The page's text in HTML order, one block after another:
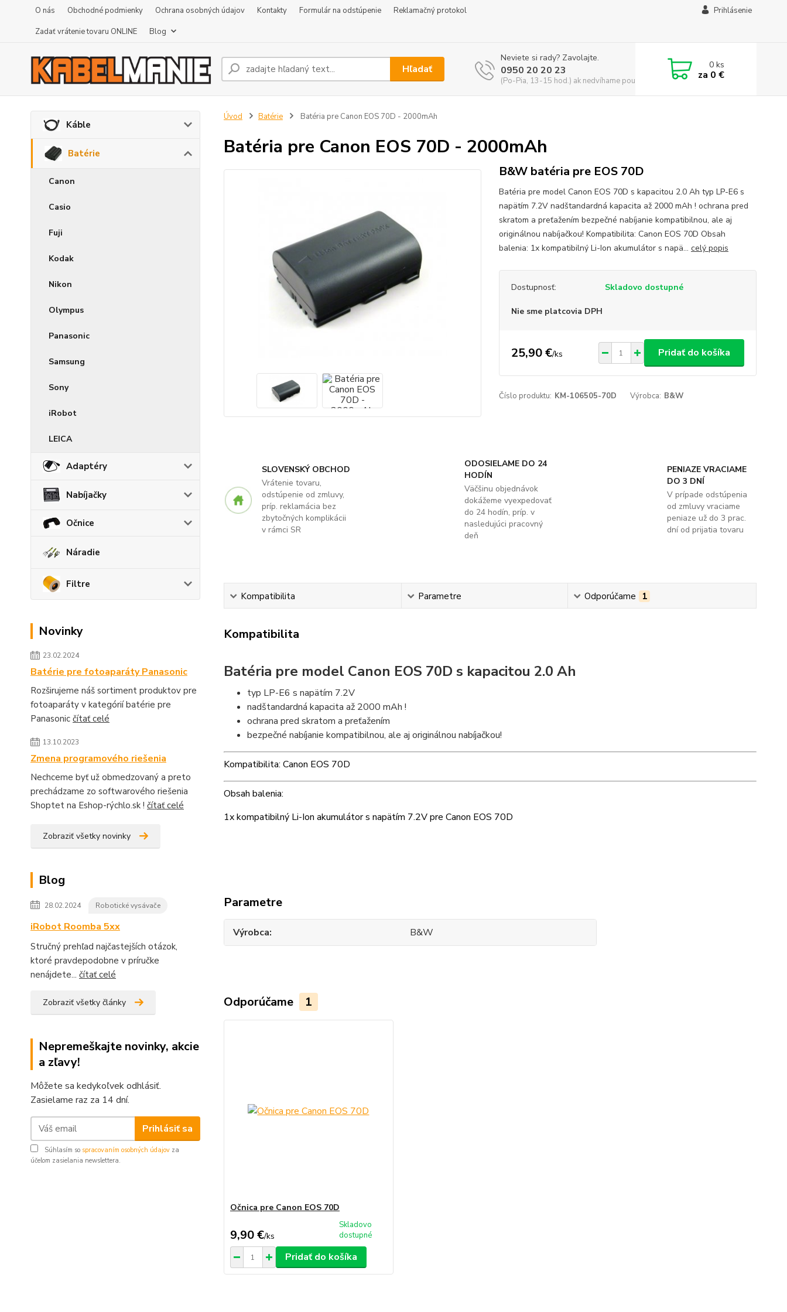
O nás Obchodné podmienky Ochrana osobných údajov Kontakty Formulár na odstúpenie
Reklamačný protokol
Zadať vrátenie tovaru ONLINE
Blog
Prihlásenie
Hľadať
Neviete si rady? Zavolajte.
0950 20 20 23
(Po-Pia, 13-15 hod.) ak nedvíhame použite CHATBOX
0ks
za 0 €
Káble
Batérie
Canon
Casio
Fuji
Kodak
Nikon
Olympus
Panasonic
Samsung
Sony
iRobot
LEICA
Adaptéry
Nabíjačky
Očnice
Náradie
Filtre
Novinky
23.02.2024
Batérie pre fotoaparáty Panasonic
Rozširujeme náš sortiment produktov pre
fotoaparáty v kategórií batérie pre
Panasonic čítať celé
13.10.2023
Zmena programového riešenia
Nechceme byť už obmedzovaný a preto
prechádzame zo softwarového riešenia
Shoptet na Eshop-rýchlo.sk ! čítať celé
Zobraziť všetky novinky
Blog
28.02.2024 Robotické vysávače
iRobot Roomba 5xx
Stručný prehľad najčastejších otázok,
ktoré pravdepodobne v príručke
nenájdete... čítať celé
Zobraziť všetky články
Nepremeškajte novinky, akcie
a zľavy!
Môžete sa kedykoľvek odhlásiť.
Zasielame raz za 14 dní.
Prihlásiť sa
Súhlasím so spracovaním osobných údajov za
účelom zasielania newslettera.
Úvod Batérie Batéria pre Canon EOS 70D - 2000mAh
Batéria pre Canon EOS 70D - 2000mAh
B&W batéria pre EOS 70D
Batéria pre model Canon EOS 70D s kapacitou 2.0 Ah typ LP-E6 s
napätím 7.2V nadštandardná kapacita až 2000 mAh ! ochrana pred
skratom a preťažením bezpečné nabíjanie kompatibilnou, ale aj
originálnou nabíjačkou! Kompatibilita: Canon EOS 70D Obsah
balenia: 1x kompatibilný Li-Ion akumulátor s napä... celý popis
Dostupnosť: Skladovo dostupné
Nie sme platcovia DPH
25,90 €/ks Pridať do košíka
Číslo produktu: KM-106505-70D Výrobca: B&W
SLOVENSKÝ OBCHOD
Vrátenie tovaru,
odstúpenie od zmluvy,
príp. reklamácia bez
zbytočných komplikácii
v rámci SR
ODOSIELAME DO 24
HODÍN
Väčšinu objednávok
dokážeme vyexpedovať
do 24 hodín, príp. v
nasledujúci pracovný
deň
PENIAZE VRACIAME
DO 3 DNÍ
V prípade odstúpenia
od zmluvy vraciame
peniaze už do 3 prac.
dní od prijatia tovaru
Kompatibilita Parametre Odporúčame 1
Kompatibilita
Batéria pre model Canon EOS 70D s kapacitou 2.0 Ah
typ LP-E6 s napätím 7.2V
nadštandardná kapacita až 2000 mAh !
ochrana pred skratom a preťažením
bezpečné nabíjanie kompatibilnou, ale aj originálnou nabíjačkou!
Kompatibilita: Canon EOS 70D
Obsah balenia:
1x kompatibilný Li-Ion akumulátor s napätím 7.2V pre Canon EOS 70D
Parametre
Výrobca B&W
Odporúčame 1
Očnica pre Canon EOS 70D
9,90 €/ks
Skladovo
dostupné
Pridať do košíka